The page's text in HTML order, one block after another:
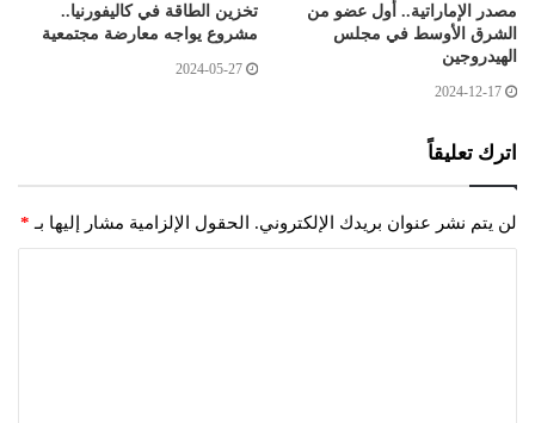
مصدر الإماراتية.. أول عضو من
الشرق الأوسط في مجلس
الهيدروجين
2024-12-17
تخزين الطاقة في كاليفورنيا..
مشروع يواجه معارضة مجتمعية
2024-05-27
اترك تعليقاً
لن يتم نشر عنوان بريدك الإلكتروني. الحقول الإلزامية مشار إليها بـ *